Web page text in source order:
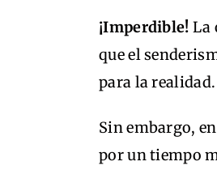
¡Imperdible! La
que el
para la realidad.
Sin embargo,
por un tiempo